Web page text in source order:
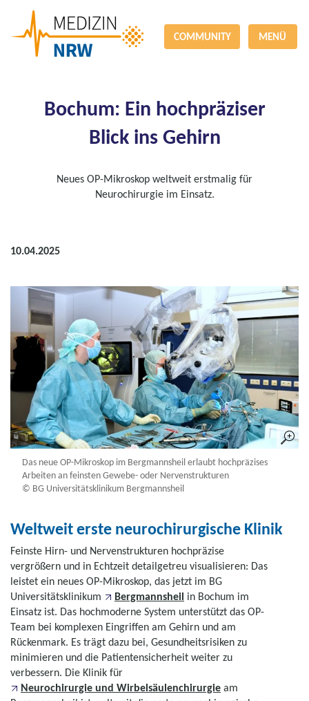
COMMUNITY MENÜ
Bochum: Ein hochpräziser
Blick ins Gehirn
Neues OP-Mikroskop weltweit erstmalig für
Neurochirurgie im Einsatz.
10.04.2025
Das neue OP-Mikroskop im Bergmannsheil erlaubt hochpräzises
Arbeiten an feinsten Gewebe- oder Nervenstrukturen
© BG Universitätsklinikum Bergmannsheil
Weltweit erste neurochirurgische Klinik
Feinste Hirn- und Nervenstrukturen hochpräzise
vergrößern und in Echtzeit detailgetreu visualisieren: Das
leistet ein neues OP-Mikroskop, das jetzt im BG
Universitätsklinikum
Bergmannsheil in Bochum im
Einsatz ist. Das hochmoderne System unterstützt das OP-
Team bei komplexen Eingriffen am Gehirn und am
Rückenmark. Es trägt dazu bei, Gesundheitsrisiken zu
minimieren und die Patientensicherheit weiter zu
verbessern. Die Klinik für
Neurochirurgie und Wirbelsäulenchirurgie am